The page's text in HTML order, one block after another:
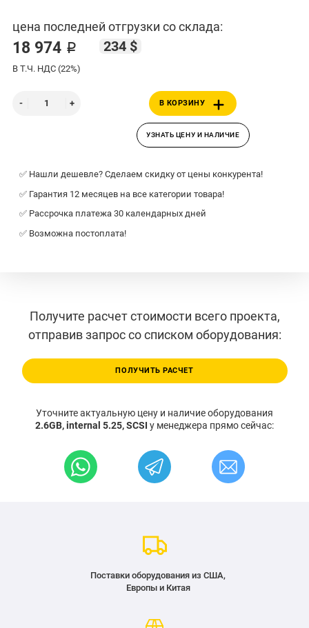
цена последней отгрузки со склада:
18 974 ₽ 234 $
В Т.Ч. НДС (22%)
В КОРЗИНУ
УЗНАТЬ ЦЕНУ И НАЛИЧИЕ
✅ Нашли дешевле? Сделаем скидку от цены конкурента!
✅ Гарантия 12 месяцев на все категории товара!
✅ Рассрочка платежа 30 календарных дней
✅ Возможна постоплата!
Получите расчет стоимости всего проекта,
отправив запрос со списком оборудования:
ПОЛУЧИТЬ РАСЧЕТ
Уточните актуальную цену и наличие оборудования
2.6GB, internal 5.25, SCSI у менеджера прямо сейчас:
Поставки оборудования из США,
Европы и Китая